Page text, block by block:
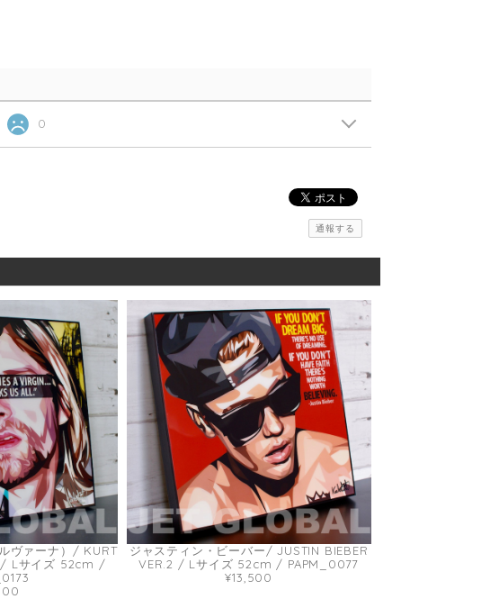
0
通報する
ヴァーナ）/ KURT
Lサイズ 52cm /
ジャスティン・ビーバー/ JUSTIN BIEBER
VER.2 / Lサイズ 52cm / PAPM_0077
¥13,500